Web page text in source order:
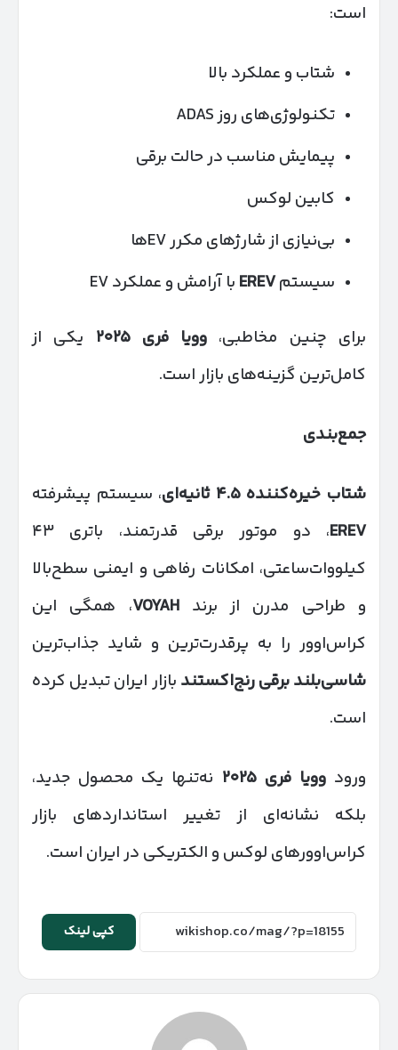
است:
شتاب و عملکرد بالا
تکنولوژی‌های روز ADAS
پیمایش مناسب در حالت برقی
کابین لوکس
بی‌نیازی از شارژهای مکرر EVها
سیستمEREV با آرامش و عملکرد EV
برای چنین مخاطبی، وویا فری۲۰۲۵ یکی از
کامل‌ترین گزینه‌های بازار است.
جمع‌بندی
شتاب خیره‌کننده۴.۵ ثانیه‌ای، سیستم پیشرفته
EREV
، دو موتور برقی قدرتمند، باتری ۴۳
کیلووات‌ساعتی، امکانات رفاهی و ایمنی سطح‌بالا
و طراحی مدرن از برندVOYAH، همگی این
کراس‌اوور را به پرقدرت‌ترین و شاید جذاب‌ترین
شاسی‌بلند برقی رنج‌اکستند بازار ایران تبدیل کرده
است.
ورودوویا فری۲۰۲۵ نه‌تنها یک محصول جدید،
بلکه نشانه‌ای از تغییر استانداردهای بازار
کراس‌اوورهای لوکس و الکتریکی در ایران است.
کپی لینک